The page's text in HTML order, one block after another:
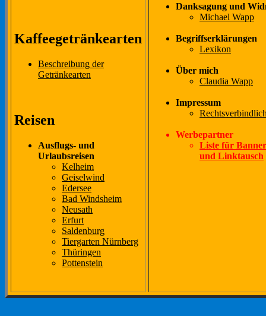
Kaffeegetränkearten
Beschreibung der
Getränkearten
Reisen
Ausflugs- und
Urlaubsreisen
Kelheim
Geiselwind
Edersee
Bad Windsheim
Neusath
Erfurt
Saldenburg
Tiergarten Nürnberg
Thüringen
Pottenstein
Danksagung und
Michael Wapp
Begriffserklärungen
Lexikon
Über mich
Claudia Wapp
Impressum
Werbepartner
Liste für
und Linktausch